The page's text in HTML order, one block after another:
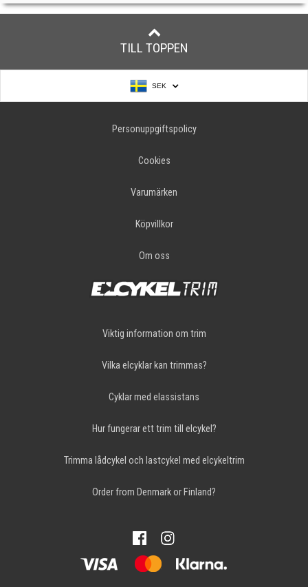
TILL TOPPEN
SEK
Personuppgiftspolicy
Cookies
Varumärken
Köpvillkor
Om oss
Viktig information om trim
Vilka elcyklar kan trimmas?
Cyklar med elassistans
Hur fungerar ett trim till elcykel?
Trimma lådcykel och lastcykel med elcykeltrim
Order from Denmark or Finland?